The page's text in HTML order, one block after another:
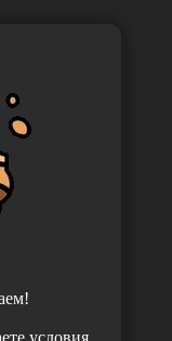
1К
условия